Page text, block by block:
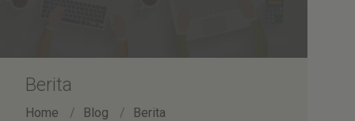
Berita
Home Blog Berita